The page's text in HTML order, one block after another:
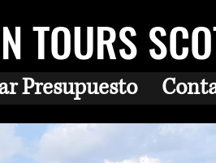
TOURS
Presupuesto